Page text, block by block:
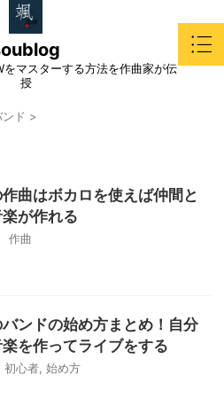
マスターする方法を作曲家が伝
授
ンド >
曲はボカロを使えば仲間と
が作れる
作曲
ンドの始め方まとめ！自分
を作ってライブをする
初心者 始め方